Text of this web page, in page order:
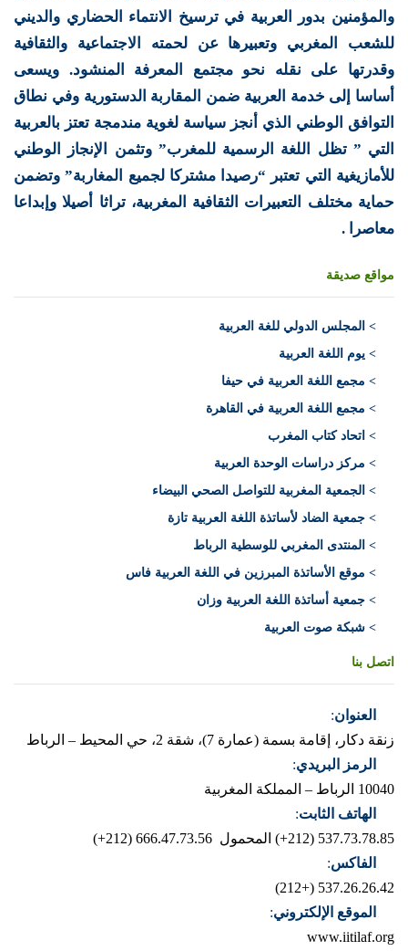
والمؤمنين بدور العربية في ترسيخ الانتماء الحضاري والديني
للشعب المغربي وتعبيرها عن لحمته الاجتماعية والثقافية
وقدرتها على نقله نحو مجتمع المعرفة المنشود. ويسعى
أساسا إلى خدمة العربية ضمن المقاربة الدستورية وفي نطاق
التوافق الوطني الذي أنجز سياسة لغوية مندمجة تعتز بالعربية
التي ” تظل اللغة الرسمية للمغرب” وتثمن الإنجاز الوطني
للأمازيغية التي تعتبر “رصيدا مشتركا لجميع المغاربة” وتضمن
حماية مختلف التعبيرات الثقافية المغربية، تراثا أصيلا وإبداعا
معاصرا .
مواقع صديقة
> المجلس الدولي للغة العربية
> يوم اللغة العربية
> مجمع اللغة العربية في حيفا
> مجمع اللغة العربية في القاهرة
> اتحاد كتاب المغرب
> مركز دراسات الوحدة العربية
> الجمعية المغربية للتواصل الصحي البيضاء
> جمعية الضاد لأساتذة اللغة العربية تازة
> المنتدى المغربي للوسطية الرباط
> موقع الأساتذة المبرزين في اللغة العربية فاس
> جمعية أساتذة اللغة العربية وزان
> شبكة صوت العربية
اتصل بنا
العنوان:
زنقة دكار، إقامة بسمة (عمارة 7)، شقة 2، حي المحيط – الرباط
الرمز البريدي:
10040 الرباط – المملكة المغربية
الهاتف الثابت:
537.73.78.85 (212+)
المحمول 666.47.73.56 (212+)
الفاكس:
537.26.26.42 (+212)
الموقع الإلكتروني:
www.iitilaf.org